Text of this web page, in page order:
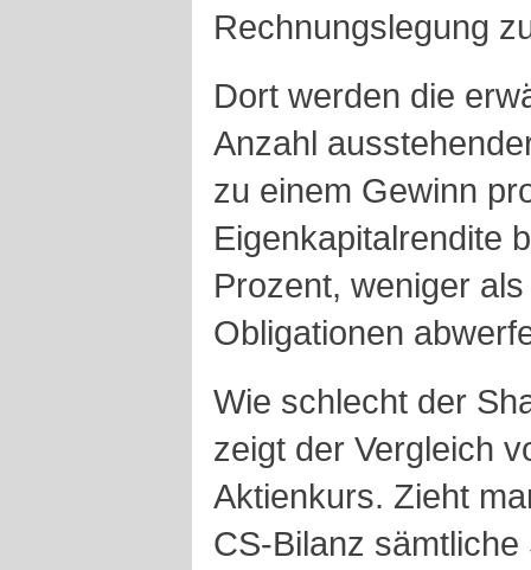
Rechnungslegung
Dort werden die
Anzahl
zu einem Gewinn
Eigenkapitalrendite
Prozent, weniger
Obligationen
Wie schlecht der
zeigt der Vergleich
Aktienkurs. Zieht
CS-Bilanz